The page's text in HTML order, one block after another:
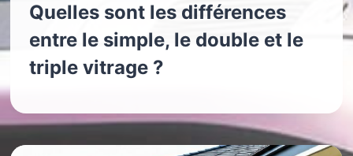
Quelles sont les différences
entre le simple, le double et le
triple vitrage ?